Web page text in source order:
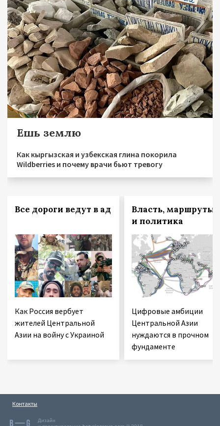
Ешь землю
Как кыргызская и узбекская глина покорила
Wildberries и почему врачи бьют тревогу
Все дороги ведут в ад
Как Россия вербует
жителей Центральной
Азии на войну с Украиной
Власть, маршруты
и политика
Цифровые амбиции
Центральной Азии
нуждаются в прочном
фундаменте
Контакты
Дизайн